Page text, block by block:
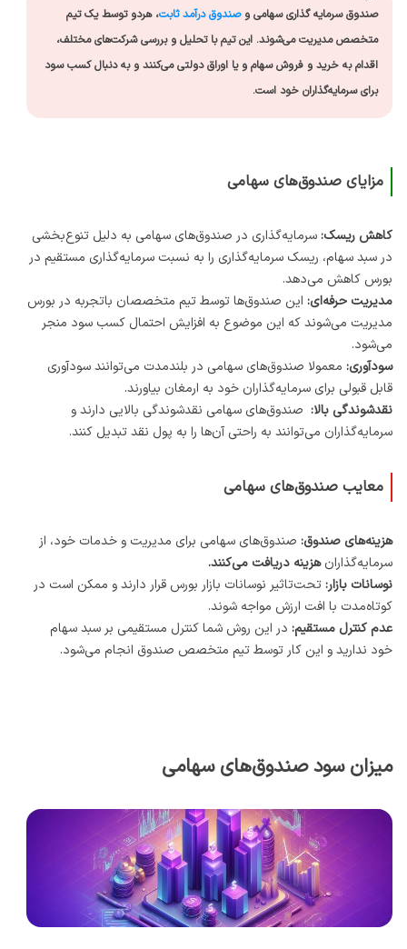
صندوق سرمایه گذاری سهامی وصندوق درآمد ثابت، هردو توسط یک تیم
متخصص مدیریت می‌شوند. این تیم با تحلیل و بررسی شرکت‌های مختلف،
اقدام به خرید و فروش سهام و یا اوراق دولتی می‌کنند و به دنبال کسب سود
برای سرمایه‌گذاران خود است.
مزایای صندوق‌های سهامی
کاهش ریسک:سرمایه‌گذاری در صندوق‌های سهامی به دلیل تنوع‌بخشی
در سبد سهام، ریسک سرمایه‌گذاری را به نسبت سرمایه‌گذاری مستقیم در
بورس کاهش می‌دهد.
مدیریت حرفه‌ای: این صندوق‌ها توسط تیم متخصصان باتجربه در بورس
مدیریت می‌شوند که این موضوع به افزایش احتمال کسب سود منجر
می‌شود.
سودآوری: معمولا صندوق‌های سهامی در بلندمدت می‌توانند سودآوری
قابل قبولی برای سرمایه‌گذاران خود به ارمغان بیاورند.
نقدشوندگی بالا: صندوق‌های سهامی نقدشوندگی بالایی دارند و
سرمایه‌گذاران می‌توانند به راحتی آن‌ها را به پول نقد تبدیل کنند.
معایب صندوق‌های سهامی
هزینه‌های صندوق: صندوق‌های سهامی برای مدیریت و خدمات خود، از
سرمایه‌گذارانهزینه دریافت می‌کنند.
نوسانات بازار:تحت‌تاثیر نوسانات بازار بورس قرار دارند و ممکن است در
کوتاه‌مدت با افت ارزش مواجه شوند.
عدم کنترل مستقیم: در این روش شما کنترل مستقیمی بر سبد سهام
خود ندارید و این کار توسط تیم متخصص صندوق انجام می‌شود.
میزان سود صندوق‌های سهامی